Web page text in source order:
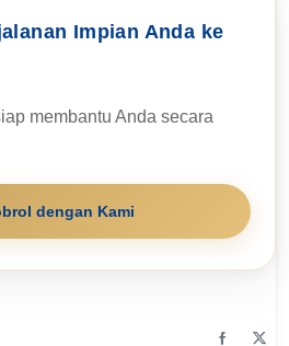
Impian Anda ke
membantu Anda secara
dengan Kami